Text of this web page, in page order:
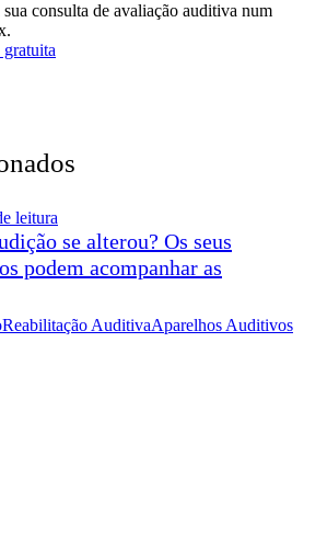
consulta de avaliação auditiva num
gratuita
leitura
se alterou? Os seus
podem acompanhar as
Reabilitação AuditivaAparelhos Auditivos